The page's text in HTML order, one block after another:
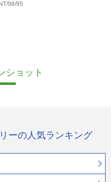
98/95
ショット
ーの人気ランキング